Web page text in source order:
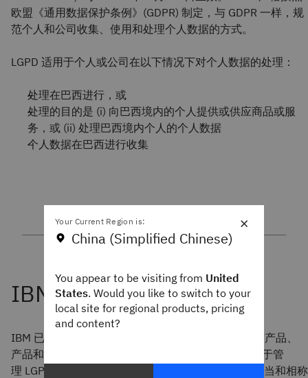
欧盟《通用数据保护条例》(GDPR) 制定，与 GDPR 一样，规
范个人和公司收集、使用和处理个人数据的方式。
LGPD 适用于个人或公司在以下情况下对个人数据的处理：
处理在巴西进行，或
处理的目的是 (i) 向巴西境内的个人提供或供应商品或服
务，或 (ii) 处理巴西境内个人的个人数据
个人数据在巴西进行收集
IBM 已实施一项流程，以根据 LGPD 要求审查其所有产品、
产品和服务。IBM认为，其
对于管
理 LGPD 要求的网络和信息系统安全构成的风险是适当和相称
×
Your Current Region is:
China (Simplified Chinese)
You appear to be visiting from United
States. Would you like to switch to your
local site for regional products, pricing
and content?